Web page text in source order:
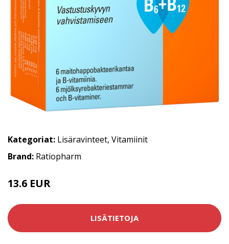
Kategoriat: Lisäravinteet, Vitamiinit
Brand: Ratiopharm
13.6 EUR
LISÄTIETOJA